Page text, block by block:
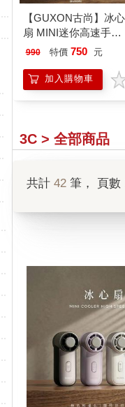
【GUXON古尚】冰心
扇 MINI迷你高速手持
風扇
990 特價 750 元
加入購物車
3C > 全部商品
共計 42 筆， 頁數